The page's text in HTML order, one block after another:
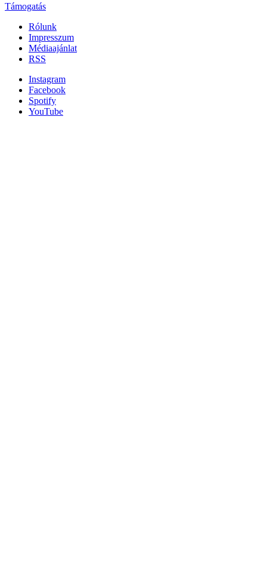
Támogatás
Rólunk
Impresszum
Médiaajánlat
RSS
Instagram
Facebook
Spotify
YouTube